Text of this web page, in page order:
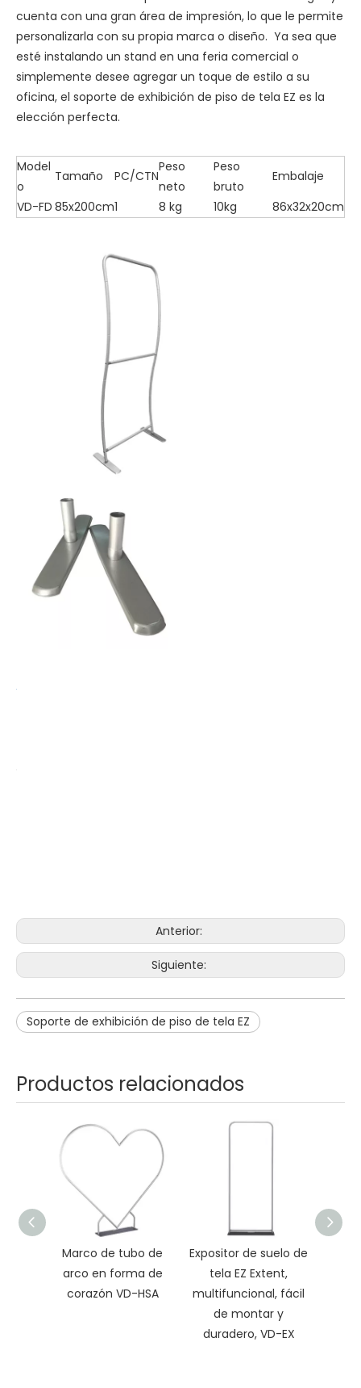
cuenta con una gran área de impresión, lo que le permite
personalizarla con su propia marca o diseño. Ya sea que
esté instalando un stand en una feria comercial o
simplemente desee agregar un toque de estilo a su
oficina, el soporte de exhibición de piso de tela EZ es la
elección perfecta.
Model
o
Tamaño PC/CTN
Peso
neto
Peso
bruto
Embalaje
VD-FD 85x200cm1 8 kg 10kg 86x32x20cm
Anterior:
Siguiente:
Soporte de exhibición de piso de tela EZ
Productos relacionados
Marco de tubo de
arco en forma de
corazón VD-HSA
Expositor de suelo de
tela EZ Extent,
multifuncional, fácil
de montar y
duradero, VD-EX